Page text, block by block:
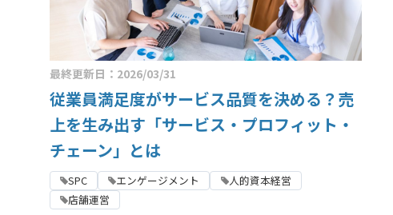
最終更新日：2026/03/31
従業員満足度がサービス品質を決める？売
上を生み出す「サービス・プロフィット・
チェーン」とは
SPC エンゲージメント
人的資本経営
店舗運営